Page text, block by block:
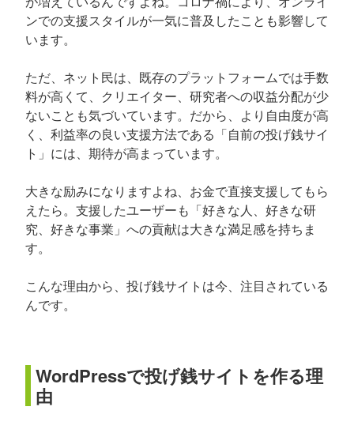
ンでの支援スタイルが一気に普及したことも影響して
います。
ただ、ネット民は、既存のプラットフォームでは手数
料が高くて、クリエイター、研究者への収益分配が少
ないことも気づいています。だから、より自由度が高
く、利益率の良い支援方法である「自前の投げ銭サイ
ト」には、期待が高まっています。
大きな励みになりますよね、お金で直接支援してもら
えたら。支援したユーザーも「好きな人、好きな研
究、好きな事業」への貢献は大きな満足感を持ちま
す。
こんな理由から、投げ銭サイトは今、注目されている
んです。
WordPressで投げ銭サイトを作る理
由